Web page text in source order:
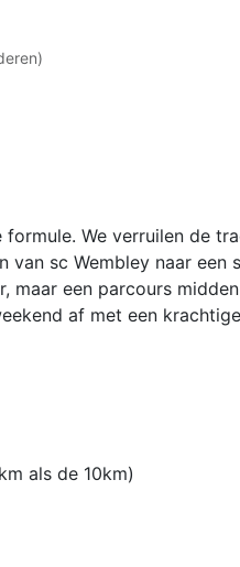
We verruilen de
sc Wembley naar een
maar een parcours
af met een
als de 10km)